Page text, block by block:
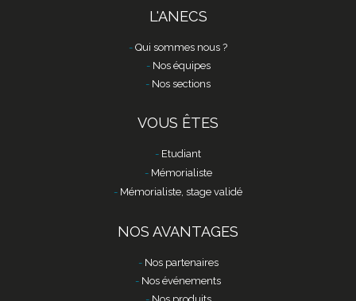
L'ANECS
Qui sommes nous ?
Nos équipes
Nos sections
VOUS ÊTES
Etudiant
Mémorialiste
Mémorialiste, stage validé
NOS AVANTAGES
Nos partenaires
Nos événements